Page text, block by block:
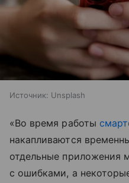
Источник: Unsplash
«Во время работы
накапливаются
отдельные приложения
с ошибками, а